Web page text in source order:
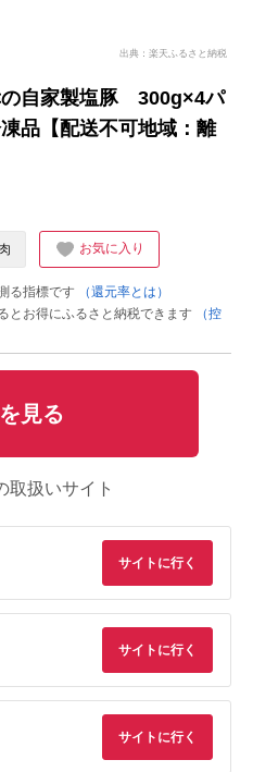
出典：楽天ふるさと納税
の自家製塩豚 300g×4パ
品【配送不可地域：離
お気に入り
る指標です
（還元率とは）
とお得にふるさと納税できます
（控
見る
取扱いサイト
サイトに行く
サイトに行く
サイトに行く